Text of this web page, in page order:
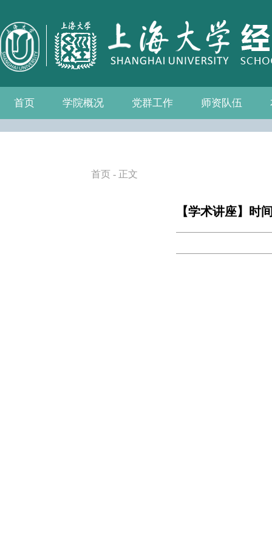
首页 学院概况
学院介绍 学院简介
发展历程
历任院长
现任领导
组织机构
学院愿景
党群工作
党务公开
党的建设
群众团体 工会
青联会
妇委会
退管会
学院制度
师资队伍
教师名录
人事专栏
招聘信息
博士后流动站
首页 - 正文
【学术讲座】时